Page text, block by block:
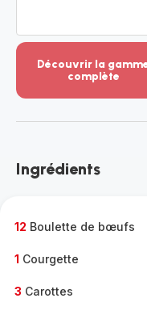
Découvrir la
complète
-
gamme
Ingrédients
12 Boulette de bœufs
1 Courgette
3 Carottes